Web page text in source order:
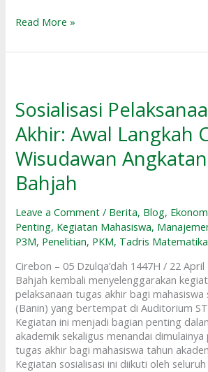
Read More »
Sosialisasi
Akhir: Awal Langkah
Wisudawan
Bahjah
Leave a Comment / Berita, Blog,
Penting, Kegiatan Mahasiswa,
P3M, Penelitian, PKM, Tadris Matematika
Cirebon – 05 Dzulqa’dah 1447H / 22 April
Bahjah kembali menyelenggarakan
pelaksanaan tugas akhir bagi mahasiswa
(Banin) yang bertempat di Auditorium
Kegiatan ini menjadi bagian penting
akademik sekaligus menandai
tugas akhir bagi mahasiswa tahun
Kegiatan sosialisasi ini diikuti oleh seluruh
Tugas
Akhir:
Awal
Langkah
Calon
Wisudawan
Angkatan
STAI
Al-
Bahjah